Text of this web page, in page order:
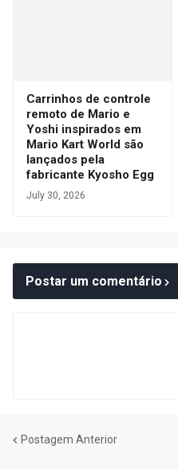
Carrinhos de controle
remoto de Mario e
Yoshi inspirados em
Mario Kart World são
lançados pela
fabricante Kyosho Egg
July 30, 2026
Postar um comentário
Postagem Anterior